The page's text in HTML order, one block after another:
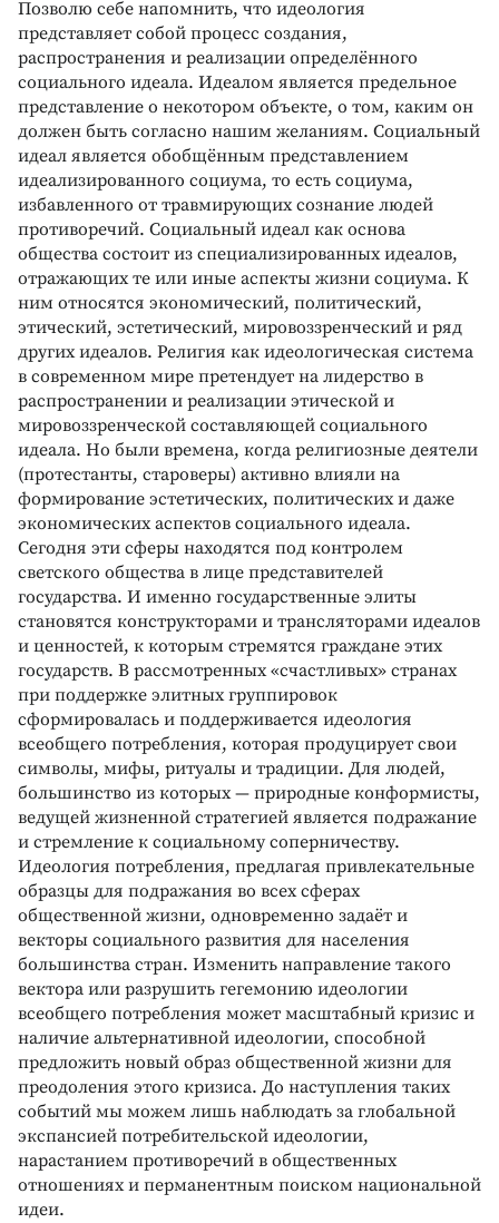
Позволю себе напомнить, что идеология
представляет собой процесс создания,
распространения и реализации определённого
социального идеала. Идеалом является предельное
представление о некотором объекте, о том, каким он
должен быть согласно нашим желаниям. Социальный
идеал является обобщённым представлением
идеализированного социума, то есть социума,
избавленного от травмирующих сознание людей
противоречий. Социальный идеал как основа
общества состоит из специализированных идеалов,
отражающих те или иные аспекты жизни социума. К
ним относятся экономический, политический,
этический, эстетический, мировоззренческий и ряд
других идеалов. Религия как идеологическая система
в современном мире претендует на лидерство в
распространении и реализации этической и
мировоззренческой составляющей социального
идеала. Но были времена, когда религиозные деятели
(протестанты, староверы) активно влияли на
формирование эстетических, политических и даже
экономических аспектов социального идеала.
Сегодня эти сферы находятся под контролем
светского общества в лице представителей
государства. И именно государственные элиты
становятся конструкторами и трансляторами идеалов
и ценностей, к которым стремятся граждане этих
государств. В рассмотренных «счастливых» странах
при поддержке элитных группировок
сформировалась и поддерживается идеология
всеобщего потребления, которая продуцирует свои
символы, мифы, ритуалы и традиции. Для людей,
большинство из которых — природные конформисты,
ведущей жизненной стратегией является подражание
и стремление к социальному соперничеству.
Идеология потребления, предлагая привлекательные
образцы для подражания во всех сферах
общественной жизни, одновременно задаёт и
векторы социального развития для населения
большинства стран. Изменить направление такого
вектора или разрушить гегемонию идеологии
всеобщего потребления может масштабный кризис и
наличие альтернативной идеологии, способной
предложить новый образ общественной жизни для
преодоления этого кризиса. До наступления таких
событий мы можем лишь наблюдать за глобальной
экспансией потребительской идеологии,
нарастанием противоречий в общественных
отношениях и перманентным поиском национальной
идеи.